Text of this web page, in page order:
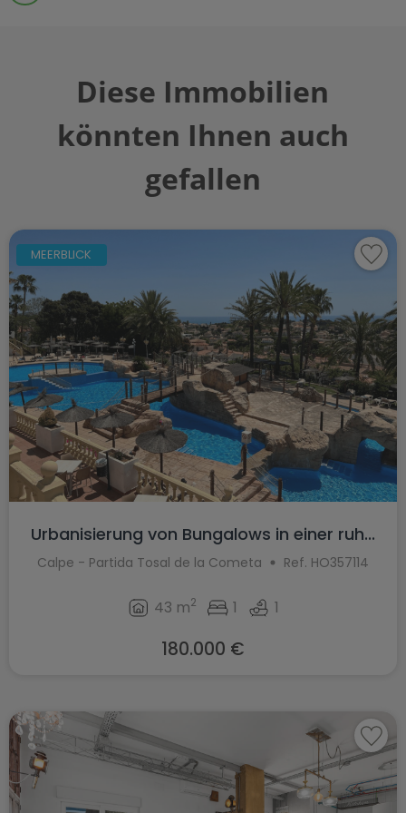
Diese Immobilien
könnten Ihnen auch
gefallen
MEERBLICK
Urbanisierung von Bungalows in einer ruh...
Calpe - Partida Tosal de la Cometa Ref. HO357114
43 m2 1 1
180.000 €